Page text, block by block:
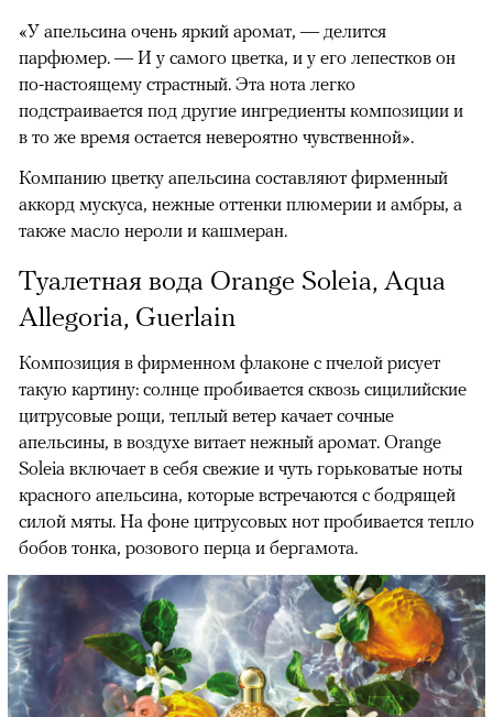
«У апельсина очень яркий аромат, — делится
парфюмер. — И у самого цветка, и у его лепестков он
по-настоящему страстный. Эта нота легко
подстраивается под другие ингредиенты композиции и
в то же время остается невероятно чувственной».
Компанию цветку апельсина составляют фирменный
аккорд мускуса, нежные оттенки плюмерии и амбры, а
также масло нероли и кашмеран.
Туалетная вода Orange Soleia, Aqua
Allegoria, Guerlain
Композиция в фирменном флаконе с пчелой рисует
такую картину: солнце пробивается сквозь сицилийские
цитрусовые рощи, теплый ветер качает сочные
апельсины, в воздухе витает нежный аромат. Orange
Soleia включает в себя свежие и чуть горьковатые ноты
красного апельсина, которые встречаются с бодрящей
силой мяты. На фоне цитрусовых нот пробивается тепло
бобов тонка, розового перца и бергамота.